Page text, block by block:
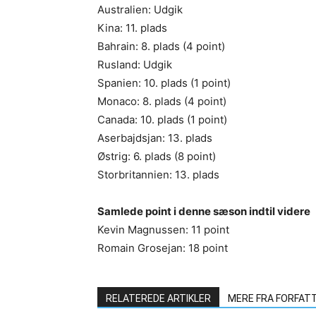
Australien: Udgik
Kina: 11. plads
Bahrain: 8. plads (4 point)
Rusland: Udgik
Spanien: 10. plads (1 point)
Monaco: 8. plads (4 point)
Canada: 10. plads (1 point)
Aserbajdsjan: 13. plads
Østrig: 6. plads (8 point)
Storbritannien: 13. plads
Samlede point i denne sæson indtil videre
Kevin Magnussen: 11 point
Romain Grosejan: 18 point
RELATEREDE ARTIKLER MERE FRA